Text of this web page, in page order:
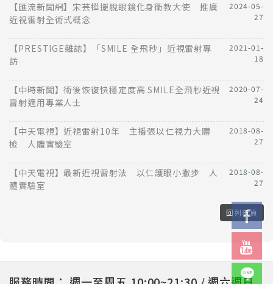
【匯流新聞網】宋芸樺擺脫眼鏡化身衛教大使 推廣
近視雷射全術式概念
2024-05-
27
【PRESTIGE雜誌】「SMILE 全飛秒」近視雷射專
訪
2021-01-
18
【中時新聞】術後恢復快穩定度高 SMILE全飛秒近視
雷射適用專業人士
2020-07-
24
【中天電視】近視雷射10年 主播張以仁視力大體
檢 人體實驗室
2018-08-
27
【中天電視】最新近視雷射法 以仁護眼小撇步 人
體實驗室
2018-08-
27
回列表頁